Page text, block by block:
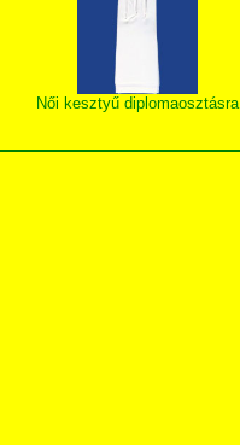
Női kesztyű diplomaosztásra